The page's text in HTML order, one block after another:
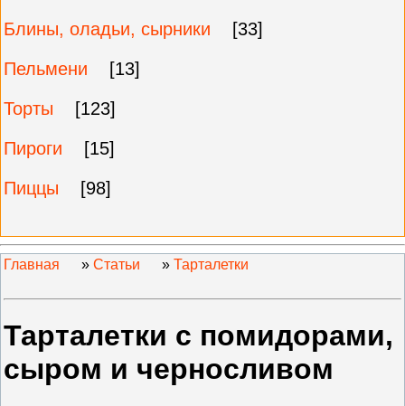
Блины, оладьи, сырники
[33]
Пельмени
[13]
Торты
[123]
Пироги
[15]
Пиццы
[98]
Главная » Статьи » Тарталетки
Тарталетки с помидорами,
сыром и черносливом